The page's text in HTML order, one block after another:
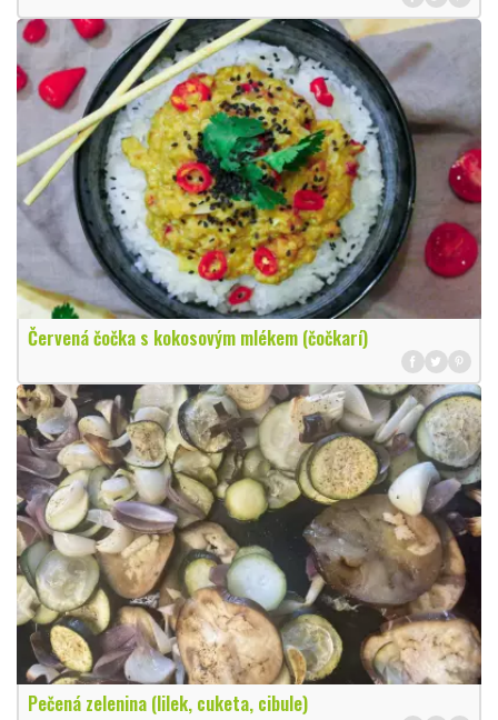
Červená čočka s kokosovým mlékem (čočkarí)
Pečená zelenina (lilek, cuketa, cibule)